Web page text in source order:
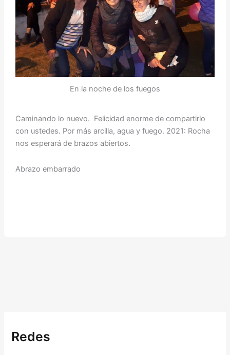
En la noche de los fuegos
Caminando lo nuevo. Felicidad enorme de compartirlo
con ustedes. Por más arcilla, agua y fuego. 2021: Rocha
nos esperará de brazos abiertos.
Abrazo embarrado
Redes